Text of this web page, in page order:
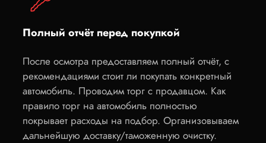
Полный отчёт перед покупкой
После осмотра предоставляем полный отчёт, с
рекомендациями стоит ли покупать конкретный
автомобиль. Проводим торг с продавцом. Как
правило торг на автомобиль полностью
покрывает расходы на подбор. Организовываем
дальнейшую доставку/таможенную очистку.